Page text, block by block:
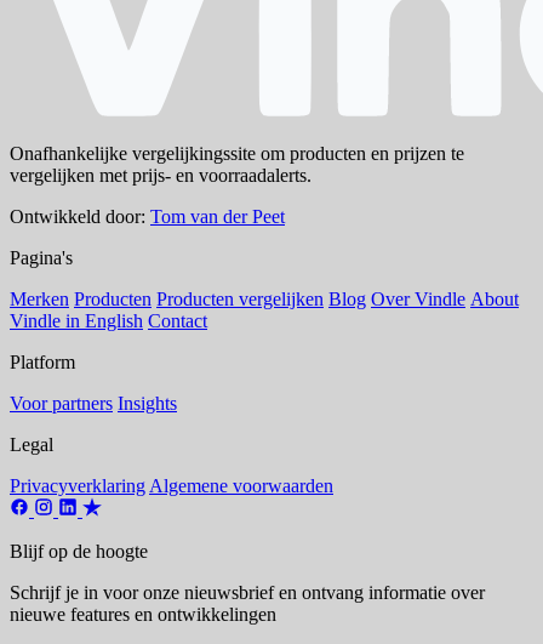
Onafhankelijke vergelijkingssite om producten en prijzen te
vergelijken met prijs- en voorraadalerts.
Ontwikkeld door: Tom van der Peet
Pagina's
Merken Producten Producten vergelijken Blog Over Vindle About
Vindle in English Contact
Platform
Voor partners Insights
Legal
Privacyverklaring Algemene voorwaarden
Blijf op de hoogte
Schrijf je in voor onze nieuwsbrief en ontvang informatie over
nieuwe features en ontwikkelingen